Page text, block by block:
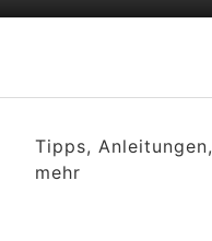
Tipps,
mehr